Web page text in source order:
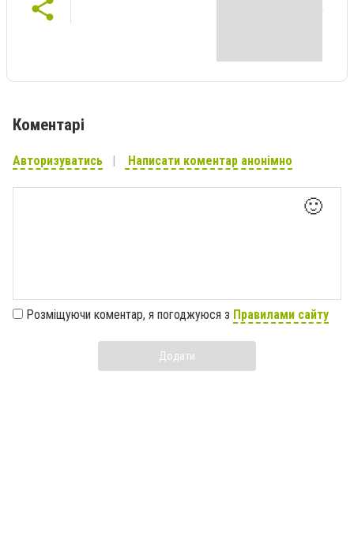
Коментарі
Авторизуватись Написати коментар анонімно
🙂
Розміщуючи коментар, я погоджуюся з Правилами сайту
Додати